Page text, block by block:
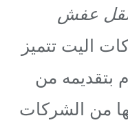
عفش
اليت تتميز
بتقديمه من
من الشركات